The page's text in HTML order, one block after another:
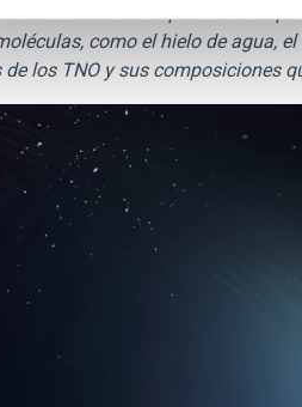
las moléculas específicas
como el hielo de agua,
los TNO y sus composiciones